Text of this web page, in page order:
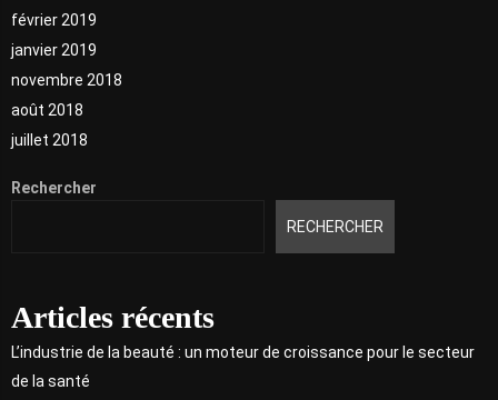
février 2019
janvier 2019
novembre 2018
août 2018
juillet 2018
Rechercher
RECHERCHER
Articles récents
L’industrie de la beauté : un moteur de croissance pour le secteur
de la santé